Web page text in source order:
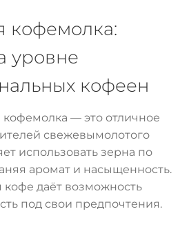
кофемолка:
уровне
кофеен
— это отличное
свежевымолотого
использовать зерна по
аромат и насыщенность.
кофе даёт возможность
под свои предпочтения.